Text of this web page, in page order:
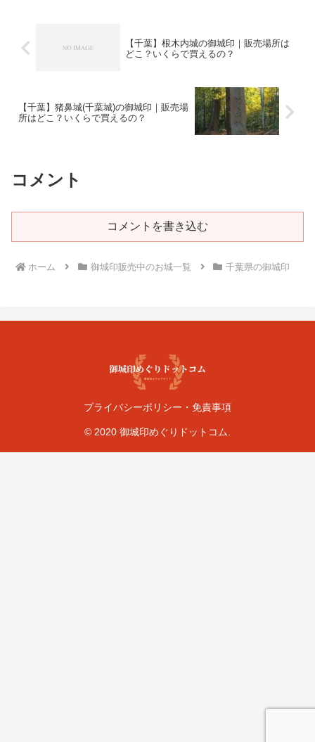
【千葉】根木内城の御城印｜販売場所は
どこ？いくらで買えるの？
【千葉】猪鼻城(千葉城)の御城印｜販売場
所はどこ？いくらで買えるの？
コメント
コメントを書き込む
ホーム 御城印販売中のお城一覧 千葉県の御城印
プライバシーポリシー・免責事項
© 2020 御城印めぐりドットコム.